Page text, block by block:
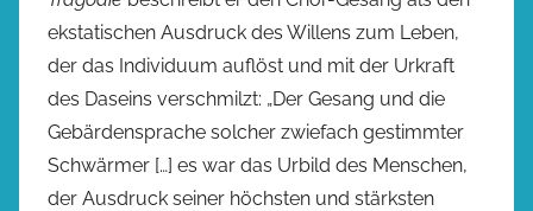
ekstatischen Ausdruck des Willens zum Leben,
der das Individuum auflöst und mit der Urkraft
des Daseins verschmilzt: „Der Gesang und die
Gebärdensprache solcher zwiefach gestimmter
Schwärmer […] es war das Urbild des Menschen,
der Ausdruck seiner höchsten und stärksten